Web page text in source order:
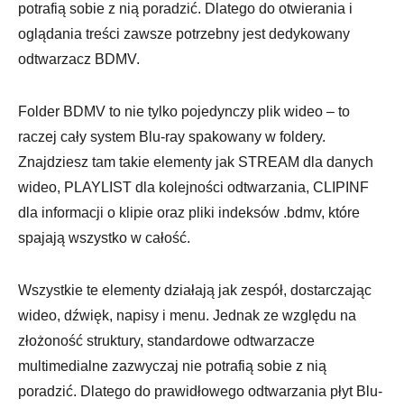
potrafią sobie z nią poradzić. Dlatego do otwierania i
oglądania treści zawsze potrzebny jest dedykowany
odtwarzacz BDMV.
Folder BDMV to nie tylko pojedynczy plik wideo – to
raczej cały system Blu-ray spakowany w foldery.
Znajdziesz tam takie elementy jak STREAM dla danych
wideo, PLAYLIST dla kolejności odtwarzania, CLIPINF
dla informacji o klipie oraz pliki indeksów .bdmv, które
spajają wszystko w całość.
Wszystkie te elementy działają jak zespół, dostarczając
wideo, dźwięk, napisy i menu. Jednak ze względu na
złożoność struktury, standardowe odtwarzacze
multimedialne zazwyczaj nie potrafią sobie z nią
poradzić. Dlatego do prawidłowego odtwarzania płyt Blu-